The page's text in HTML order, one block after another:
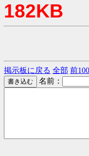
182KB
掲示板に戻る 全部 前100
名前：